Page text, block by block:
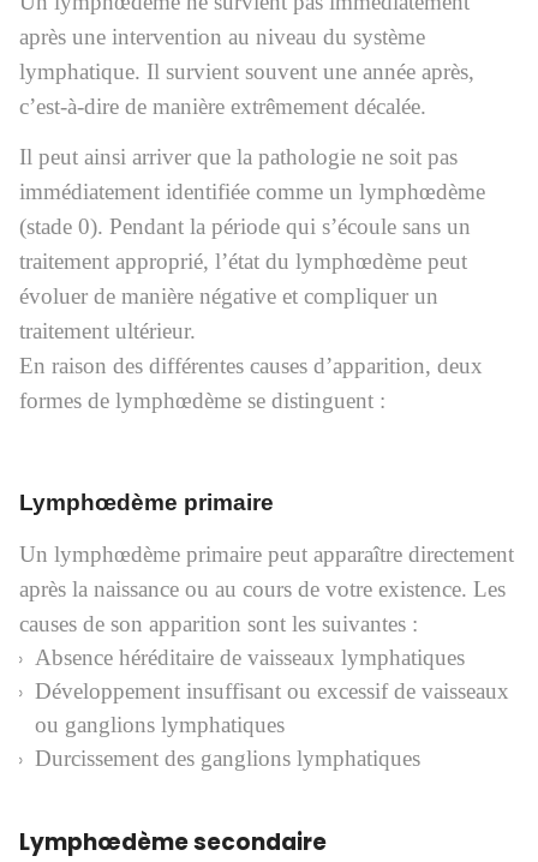
après une intervention au niveau du système
lymphatique. Il survient souvent une année après,
c’est-à-dire de manière extrêmement décalée.
Il peut ainsi arriver que la pathologie ne soit pas
immédiatement identifiée comme un lymphœdème
(stade 0). Pendant la période qui s’écoule sans un
traitement approprié, l’état du lymphœdème peut
évoluer de manière négative et compliquer un
traitement ultérieur.
En raison des différentes causes d’apparition, deux
formes de lymphœdème se distinguent :
Lymphœdème primaire
Un lymphœdème primaire peut apparaître directement
après la naissance ou au cours de votre existence. Les
causes de son apparition sont les suivantes :
Absence héréditaire de vaisseaux lymphatiques
Développement insuffisant ou excessif de vaisseaux
ou ganglions lymphatiques
Durcissement des ganglions lymphatiques
Lymphœdème secondaire